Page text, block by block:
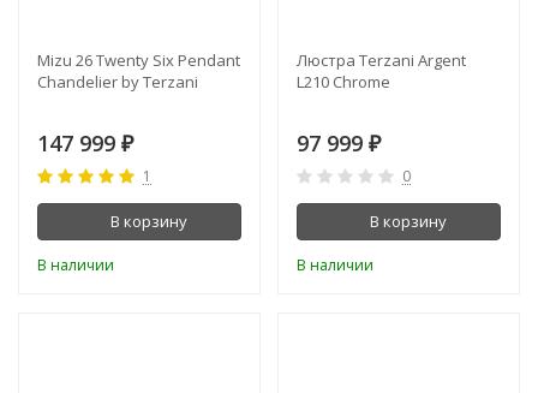
Mizu 26 Twenty Six Pendant
Chandelier by Terzani
147 999 ₽
1
В корзину
В наличии
Люстра Terzani Argent
L210 Chrome
97 999 ₽
0
В корзину
В наличии